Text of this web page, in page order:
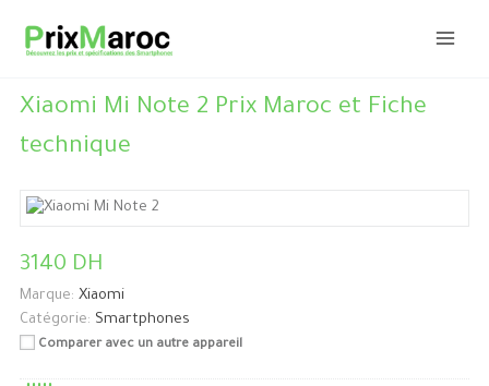
Xiaomi Mi Note 2 Prix Maroc et Fiche
technique
3140 DH
Marque: Xiaomi
Catégorie: Smartphones
Comparer avec un autre appareil